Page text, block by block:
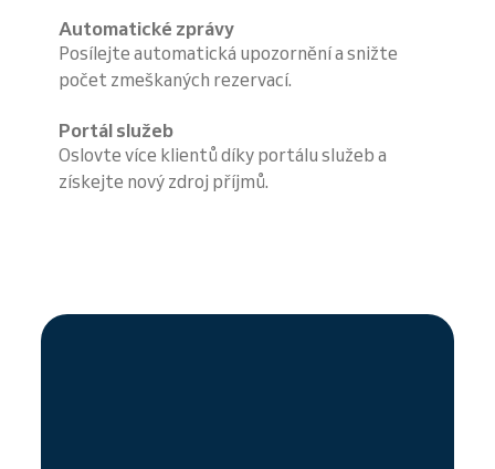
Automatické zprávy
Posílejte automatická upozornění a snižte
počet zmeškaných rezervací.
Portál služeb
Oslovte více klientů díky portálu služeb a
získejte nový zdroj příjmů.